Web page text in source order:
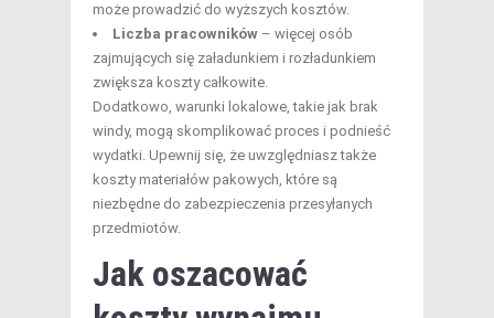
może prowadzić do wyższych kosztów.
Liczba pracowników – więcej osób
zajmujących się załadunkiem i rozładunkiem
zwiększa koszty całkowite.
Dodatkowo, warunki lokalowe, takie jak brak
windy, mogą skomplikować proces i podnieść
wydatki. Upewnij się, że uwzględniasz także
koszty materiałów pakowych, które są
niezbędne do zabezpieczenia przesyłanych
przedmiotów.
Jak oszacować